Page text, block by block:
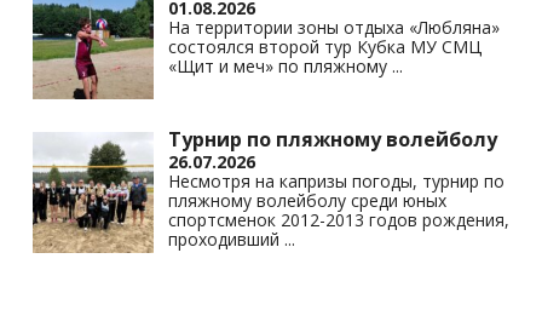
01.08.2026
На территории зоны отдыха «Любляна»
состоялся второй тур Кубка МУ СМЦ
«Щит и меч» по пляжному ...
Турнир по пляжному волейболу
26.07.2026
Несмотря на капризы погоды, турнир по
пляжному волейболу среди юных
спортсменок 2012-2013 годов рождения,
проходивший ...